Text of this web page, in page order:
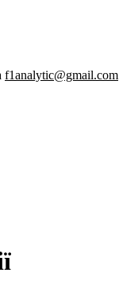
f1analytic@gmail.com